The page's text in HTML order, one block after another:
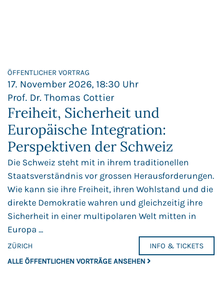
ALLE ÖFFENTLICHEN VORTRÄGE ANSEHEN
ÖFFENTLICHER VORTRAG
17. November 2026, 18:30 Uhr
Prof. Dr. Thomas Cottier
Freiheit, Sicherheit und
Europäische Integration:
Perspektiven der Schweiz
Die Schweiz steht mit in ihrem traditionellen
Staatsverständnis vor grossen Herausforderungen.
Wie kann sie ihre Freiheit, ihren Wohlstand und die
direkte Demokratie wahren und gleichzeitig ihre
Sicherheit in einer multipolaren Welt mitten in
Europa ...
ZÜRICH INFO & TICKETS